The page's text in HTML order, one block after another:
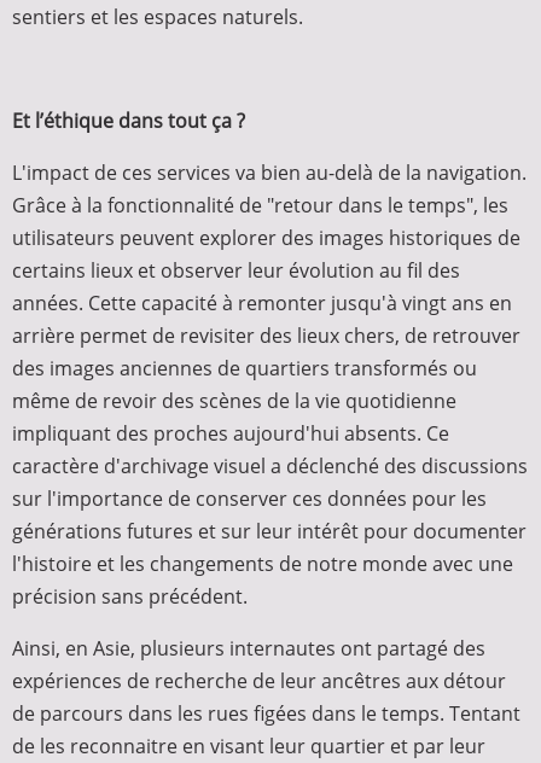
sentiers et les espaces naturels.
Et l’éthique dans tout ça ?
L'impact de ces services va bien au-delà de la navigation.
Grâce à la fonctionnalité de "retour dans le temps", les
utilisateurs peuvent explorer des images historiques de
certains lieux et observer leur évolution au fil des
années. Cette capacité à remonter jusqu'à vingt ans en
arrière permet de revisiter des lieux chers, de retrouver
des images anciennes de quartiers transformés ou
même de revoir des scènes de la vie quotidienne
impliquant des proches aujourd'hui absents. Ce
caractère d'archivage visuel a déclenché des discussions
sur l'importance de conserver ces données pour les
générations futures et sur leur intérêt pour documenter
l'histoire et les changements de notre monde avec une
précision sans précédent.
Ainsi, en Asie, plusieurs internautes ont partagé des
expériences de recherche de leur ancêtres aux détour
de parcours dans les rues figées dans le temps. Tentant
de les reconnaitre en visant leur quartier et par leur